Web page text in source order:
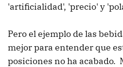
'artificialidad', 'precio' y
Pero el ejemplo de las
mejor para entender que
posiciones no ha acabado.